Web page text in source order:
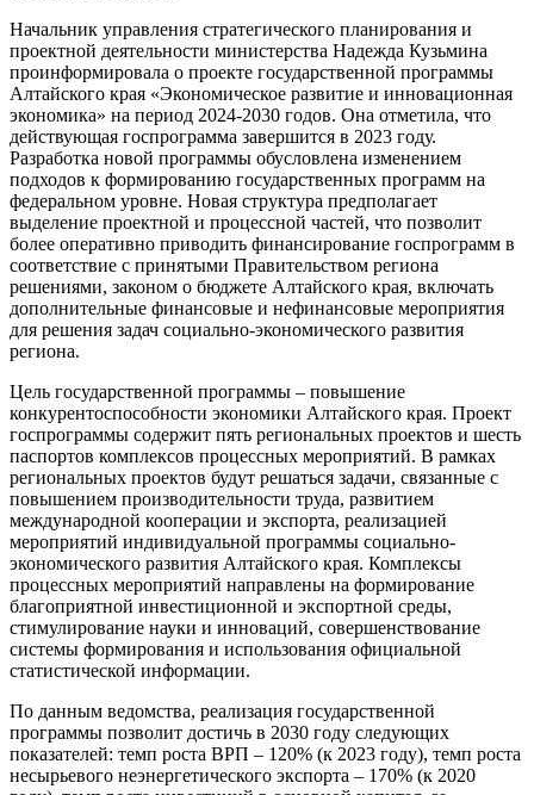
Начальник управления стратегического планирования и
проектной деятельности министерства Надежда Кузьмина
проинформировала о проекте государственной программы
Алтайского края «Экономическое развитие и инновационная
экономика» на период 2024-2030 годов. Она отметила, что
действующая госпрограмма завершится в 2023 году.
Разработка новой программы обусловлена изменением
подходов к формированию государственных программ на
федеральном уровне. Новая структура предполагает
выделение проектной и процессной частей, что позволит
более оперативно приводить финансирование госпрограмм в
соответствие с принятыми Правительством региона
решениями, законом о бюджете Алтайского края, включать
дополнительные финансовые и нефинансовые мероприятия
для решения задач социально-экономического развития
региона.
Цель государственной программы – повышение
конкурентоспособности экономики Алтайского края. Проект
госпрограммы содержит пять региональных проектов и шесть
паспортов комплексов процессных мероприятий. В рамках
региональных проектов будут решаться задачи, связанные с
повышением производительности труда, развитием
международной кооперации и экспорта, реализацией
мероприятий индивидуальной программы социально-
экономического развития Алтайского края. Комплексы
процессных мероприятий направлены на формирование
благоприятной инвестиционной и экспортной среды,
стимулирование науки и инноваций, совершенствование
системы формирования и использования официальной
статистической информации.
По данным ведомства, реализация государственной
программы позволит достичь в 2030 году следующих
показателей: темп роста ВРП – 120% (к 2023 году), темп роста
несырьевого неэнергетического экспорта – 170% (к 2020